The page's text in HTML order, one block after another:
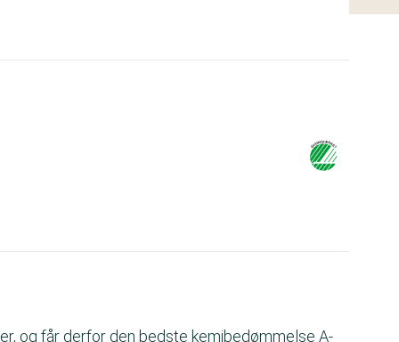
og får derfor den bedste kemibedømmelse A-